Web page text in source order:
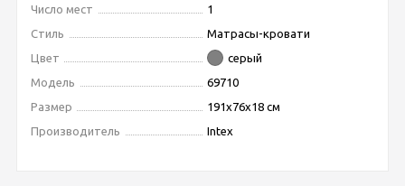
Число мест
1
Стиль
Матрасы-кровати
Цвет
серый
Модель
69710
Размер
191x76x18 см
Производитель
Intex